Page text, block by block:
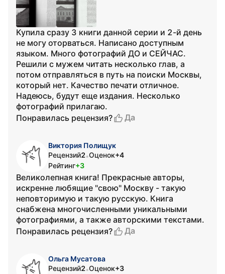
Купила сразу 3 книги данной серии и 2-й день
не могу оторваться. Написано доступным
языком. Много фотографий ДО и СЕЙЧАС.
Решили с мужем читать несколько глав, а
потом отправляться в путь на поиски Москвы,
который нет. Качество печати отличное.
Надеюсь, будут еще издания. Несколько
фотографий прилагаю.
Понравилась рецензия?
Да
Виктория Полищук
Рецензий2•Оценок+4
Рейтинг+3
Великолепная книга! Прекрасные авторы,
искренне любящие "свою" Москву - такую
неповторимую и такую русскую. Книга
снабжена многочисленными уникальными
фотографиями, а также авторскими текстами.
Понравилась рецензия?
Да
Ольга Мусатова
Рецензий2•Оценок+3